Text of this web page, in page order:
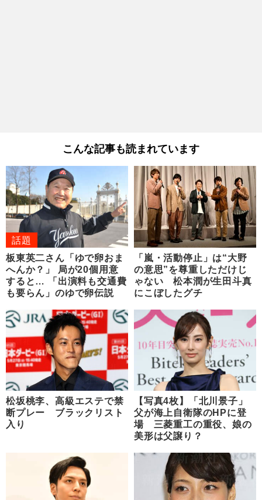
こんな記事も読まれています
話題
板東英二さん「ゆで卵おま
へんか？」 局が20個用意
すると… 「出演料も交通費
も要らん」のゆで卵伝説
「嵐・活動停止」は“大野
の意思”を尊重しただけじ
ゃない 松本潤が生田斗真
にこぼしたグチ
松坂桃李、高級エステで禁
断プレー ブラックリスト
入り
【写真4枚】「北川景子」
父が海上自衛隊のHPに登
場 三菱重工の重役、娘の
美形は父譲り？